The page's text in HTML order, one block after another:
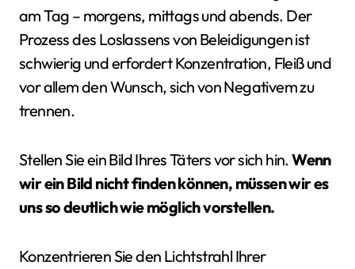
am Tag – morgens, mittags und abends. Der
Prozess des Loslassens von Beleidigungen ist
schwierig und erfordert Konzentration, Fleiß und
vor allem den Wunsch, sich von Negativem zu
trennen.
Stellen Sie ein Bild Ihres Täters vor sich hin.Wenn
wir ein Bild nicht finden können, müssen wir es
uns so deutlich wie möglich vorstellen.
Konzentrieren Sie den Lichtstrahl Ihrer